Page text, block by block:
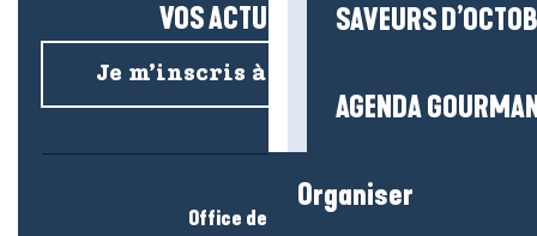
SAVEURS
AGENDA
Organiser
VOS ACTUS SALÉES !
Je m’inscris à la newsletter
Office de tourisme